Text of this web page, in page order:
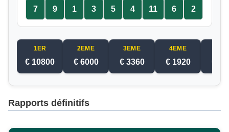
7 9 1 3 5 4 11 6 2
1ER
€ 10800
2EME
€ 6000
3EME
€ 3360
4EME
€ 1920 €
Rapports définitifs